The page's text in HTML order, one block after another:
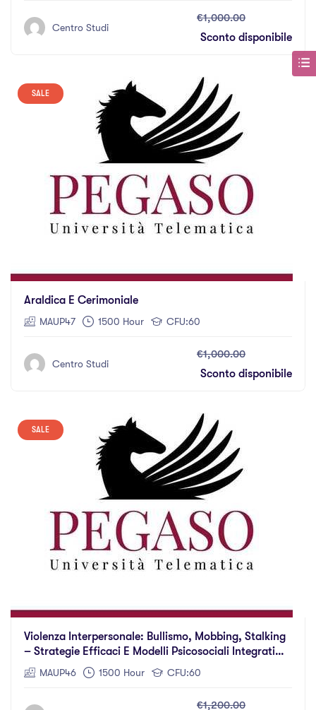
Centro Studi
€1,000.00
Sconto disponibile
SALE
Araldica E Cerimoniale
MAUP47 1500 Hour CFU:60
Centro Studi
€1,000.00
Sconto disponibile
SALE
Violenza Interpersonale: Bullismo, Mobbing, Stalking
– Strategie Efficaci E Modelli Psicosociali Integrati
Per L’identificazione E La Gestione Dei Conflitti E Dei
Comportamenti Aggressivi In Soggetti Vittime Di
MAUP46 1500 Hour CFU:60
€1,200.00